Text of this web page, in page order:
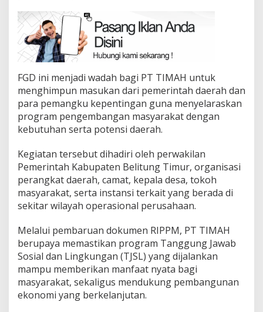
FGD ini menjadi wadah bagi PT TIMAH untuk
menghimpun masukan dari pemerintah daerah dan
para pemangku kepentingan guna menyelaraskan
program pengembangan masyarakat dengan
kebutuhan serta potensi daerah.
Kegiatan tersebut dihadiri oleh perwakilan
Pemerintah Kabupaten Belitung Timur, organisasi
perangkat daerah, camat, kepala desa, tokoh
masyarakat, serta instansi terkait yang berada di
sekitar wilayah operasional perusahaan.
Melalui pembaruan dokumen RIPPM, PT TIMAH
berupaya memastikan program Tanggung Jawab
Sosial dan Lingkungan (TJSL) yang dijalankan
mampu memberikan manfaat nyata bagi
masyarakat, sekaligus mendukung pembangunan
ekonomi yang berkelanjutan.